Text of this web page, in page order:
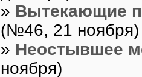
» Вытекающие
(№46, 21 ноября)
» Неостывшее
ноября)